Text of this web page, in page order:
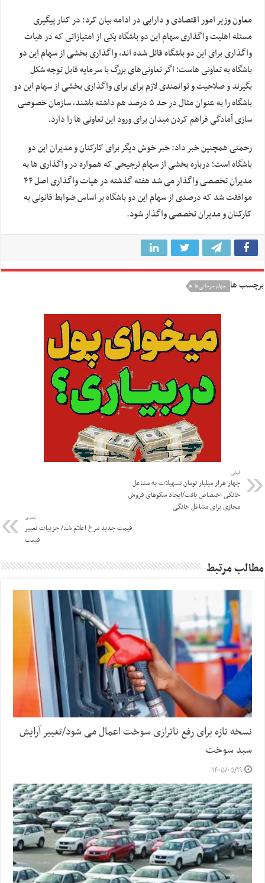
معاون وزیر امور اقتصادی و دارایی در ادامه بیان کرد: در کنار پیگیری
مسئله اهلیت واگذاری سهام این دو باشگاه یکی از امتیازاتی که در هیات
واگذاری برای این دو باشگاه قائل شده اند، واگذاری بخشی از سهام این دو
باشگاه به تعاونی هاست؛ اگر تعاونی‌های بزرگ با سرمایه قابل توجه شکل
بگیرند و صلاحیت و توانمندی لازم برای برای واگذاری بخشی از سهام این دو
باشگاه را به عنوان مثال در حد ۵ درصد هم داشته باشند، سازمان خصوصی
سازی آمادگی فراهم کردن میدان برای ورود این تعاونی ها را دارد.
رحمتی همچنین خبر داد: خبر خوش دیگر برای کارکنان و مدیران این دو
باشگاه است؛ درباره بخشی از سهام ترجیحی که همواره در واگذاری ها به
مدیران تخصصی واگذار می شد هفته گذشته در هیات واگذاری اصل ۴۴
موافقت شد که درصدی از سهام این دو باشگاه بر اساس ضوابط قانونی به
کارکنان و مدیران تخصصی واگذار شود.
برچسب ها سهام سرخابی‌ها
قبلی
چهار هزار میلیار تومان تسهیلات به مشاغل
خانگی اختصاص یافت/ایجاد سکوهای فروش
مجازی برای مشاغل خانگی
بعدی
قیمت جدید مرغ اعلام شد/ جزییات تغییر
قیمت
مطالب مرتبط
نسخه تازه برای رفع ناترازی سوخت اعمال می شود/تغییر آرایش
سبد سوخت
۱۴۰۵/۰۵/۱۹